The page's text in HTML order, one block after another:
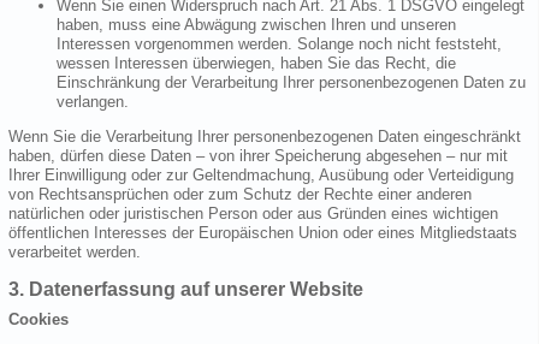
Wenn Sie einen Widerspruch nach Art. 21 Abs. 1 DSGVO eingelegt
haben, muss eine Abwägung zwischen Ihren und unseren
Interessen vorgenommen werden. Solange noch nicht feststeht,
wessen Interessen überwiegen, haben Sie das Recht, die
Einschränkung der Verarbeitung Ihrer personenbezogenen Daten zu
verlangen.
Wenn Sie die Verarbeitung Ihrer personenbezogenen Daten eingeschränkt
haben, dürfen diese Daten – von ihrer Speicherung abgesehen – nur mit
Ihrer Einwilligung oder zur Geltendmachung, Ausübung oder Verteidigung
von Rechtsansprüchen oder zum Schutz der Rechte einer anderen
natürlichen oder juristischen Person oder aus Gründen eines wichtigen
öffentlichen Interesses der Europäischen Union oder eines Mitgliedstaats
verarbeitet werden.
3. Datenerfassung auf unserer Website
Cookies